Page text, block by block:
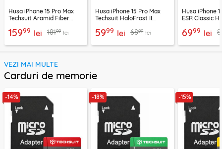
Husa iPhone 15 Pro Max
Techsuit Aramid Fiber
15999 lei 18199 lei
Husa iPhone 15 Pro Max
Techsuit HaloFrost II
5999 lei 6899 lei
Husa iPhone
ESR Classic
negru/
6999 lei
VEZI MAI MULTE
Carduri de memorie
-14% -18% -15%